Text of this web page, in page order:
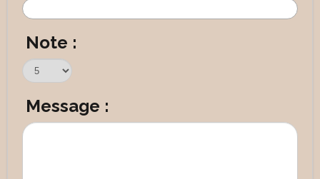
Note :
Message :